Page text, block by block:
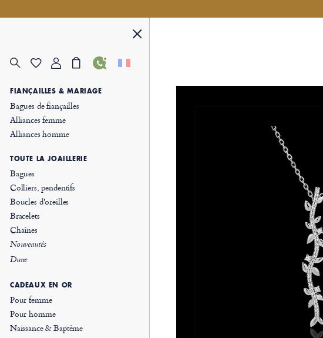
FIANÇAILLES & MARIAGE
Bagues de fiançailles
Alliances femme
Alliances homme
TOUTE LA JOAILLERIE
Bagues
Colliers, pendentifs
Boucles d'oreilles
Bracelets
Chaînes
Nouveautés
Dune
CADEAUX EN OR
Pour femme
Pour homme
Naissance & Baptême